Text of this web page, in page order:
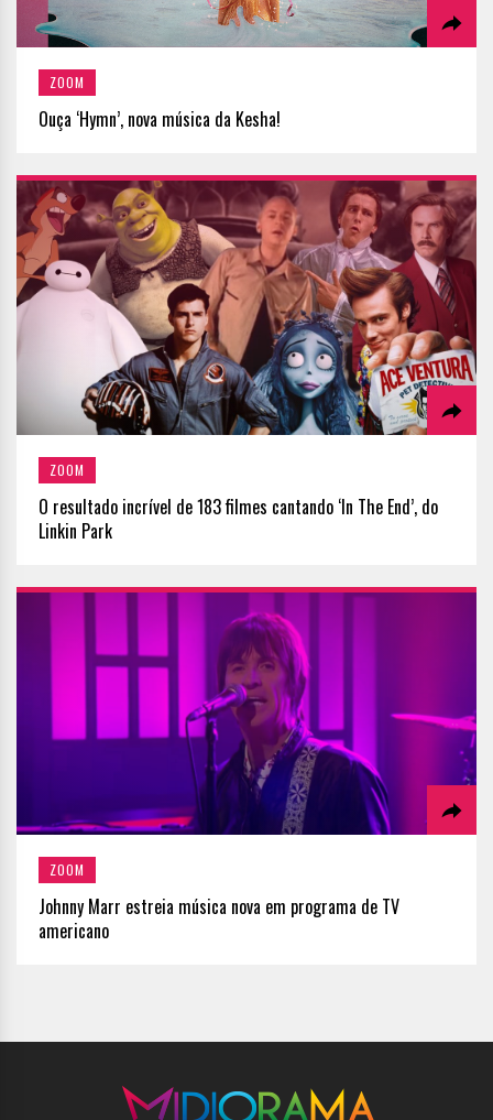
ZOOM
Ouça ‘Hymn’, nova música da Kesha!
ZOOM
O resultado incrível de 183 filmes cantando ‘In The End’, do
Linkin Park
ZOOM
Johnny Marr estreia música nova em programa de TV
americano